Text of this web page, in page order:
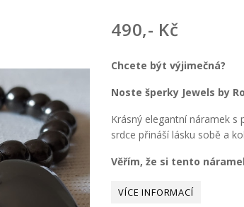
490,- Kč
Chcete být výjimečná?
Noste šperky Jewels by
Krásný elegantní náramek s
srdce přináší lásku sobě a
Věřím, že si tento